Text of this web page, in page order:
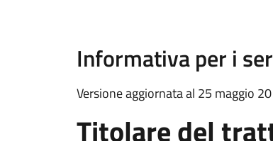
Informativa per i
Versione aggiornata al 25 maggio
Titolare del